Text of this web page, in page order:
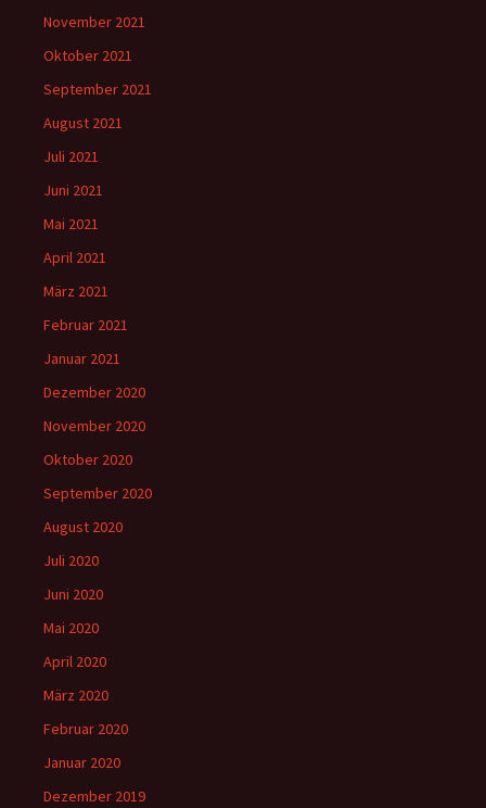
November 2021
Oktober 2021
September 2021
August 2021
Juli 2021
Juni 2021
Mai 2021
April 2021
März 2021
Februar 2021
Januar 2021
Dezember 2020
November 2020
Oktober 2020
September 2020
August 2020
Juli 2020
Juni 2020
Mai 2020
April 2020
März 2020
Februar 2020
Januar 2020
Dezember 2019